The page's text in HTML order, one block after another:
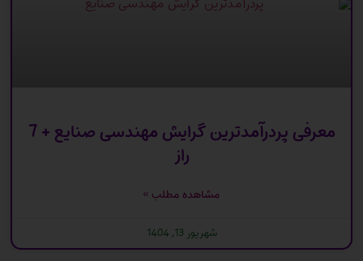
معرفی پردرآمدترین گرایش مهندسی صنایع + 7
راز
مشاهده مطلب »
شهریور 13, 1404